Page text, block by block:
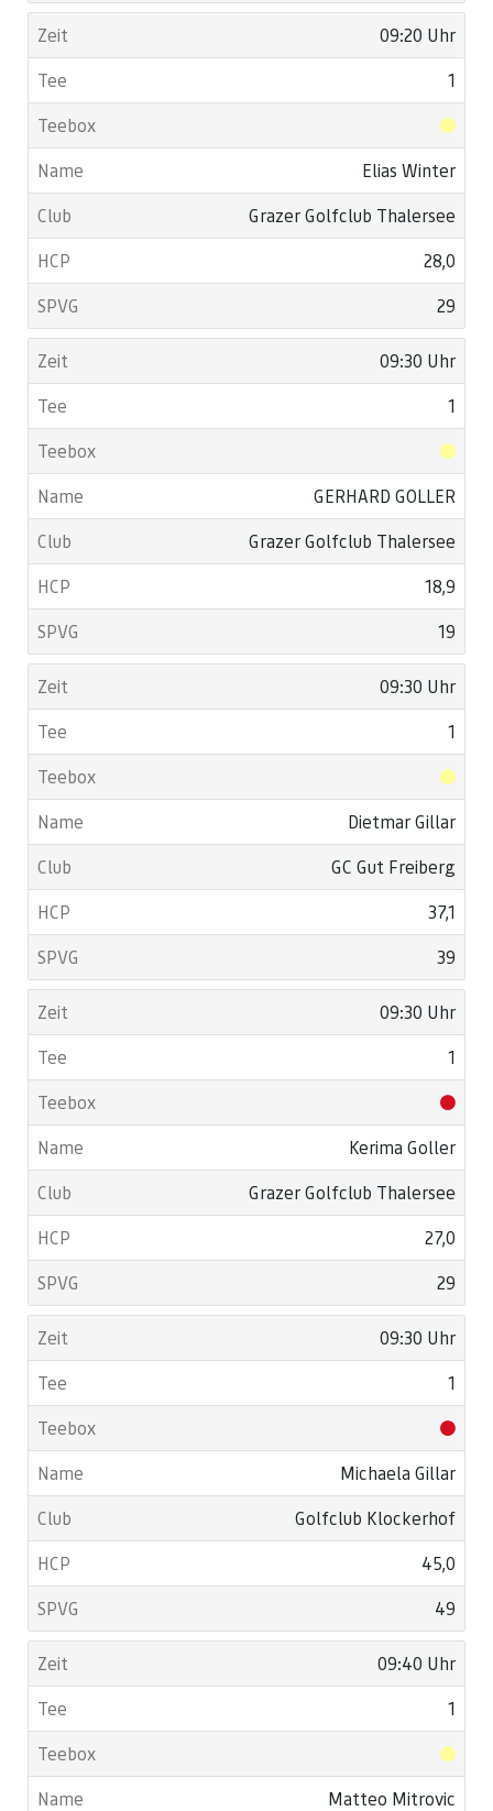
09:20 Uhr
1
Elias Winter
Grazer Golfclub Thalersee
28,0
29
09:30 Uhr
1
GERHARD GOLLER
Grazer Golfclub Thalersee
18,9
19
09:30 Uhr
1
Dietmar Gillar
GC Gut Freiberg
37,1
39
09:30 Uhr
1
Kerima Goller
Grazer Golfclub Thalersee
27,0
29
09:30 Uhr
1
Michaela Gillar
Golfclub Klockerhof
45,0
49
09:40 Uhr
1
Matteo Mitrovic